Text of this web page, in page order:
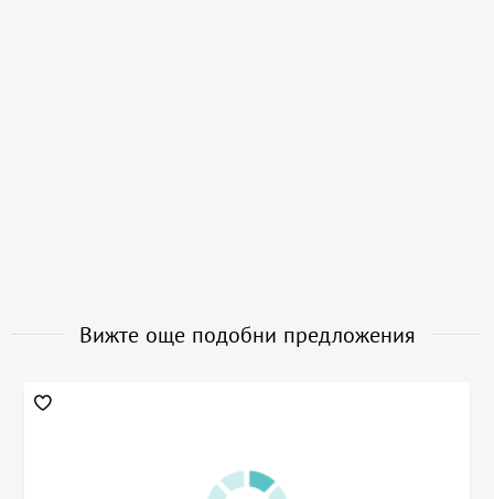
Вижте още подобни предложения